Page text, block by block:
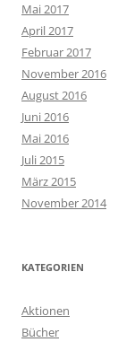
Mai 2017
April 2017
Februar 2017
November 2016
August 2016
Juni 2016
Mai 2016
Juli 2015
März 2015
November 2014
KATEGORIEN
Aktionen
Bücher